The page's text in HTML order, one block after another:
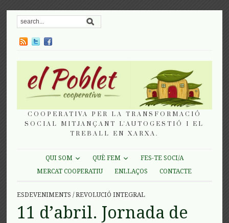
COOPERATIVA PER LA TRANSFORMACIÓ
SOCIAL MITJANÇANT L'AUTOGESTIÓ I EL
TREBALL EN XARXA.
QUI SOM QUÈ FEM
FES-TE SOCI/A
MERCAT COOPERATIU
ENLLAÇOS CONTACTE
ESDEVENIMENTS /REVOLUCIÓ INTEGRAL
11 d’abril. Jornada de